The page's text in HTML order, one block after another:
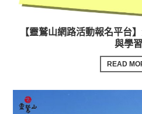
【靈鷲山網路活動報名平台
與學習
READ